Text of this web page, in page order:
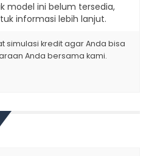
model ini belum tersedia,
informasi lebih lanjut.
simulasi kredit agar Anda bisa
Anda bersama kami.